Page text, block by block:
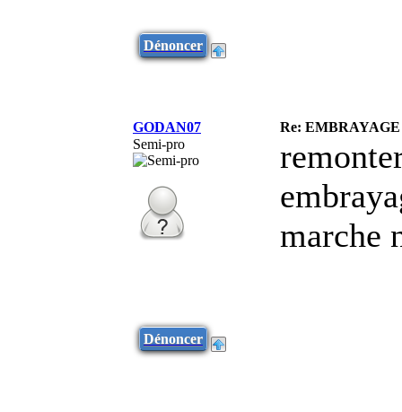
Dénoncer
GODAN07
Re:
Semi-pro
marche
Dénoncer